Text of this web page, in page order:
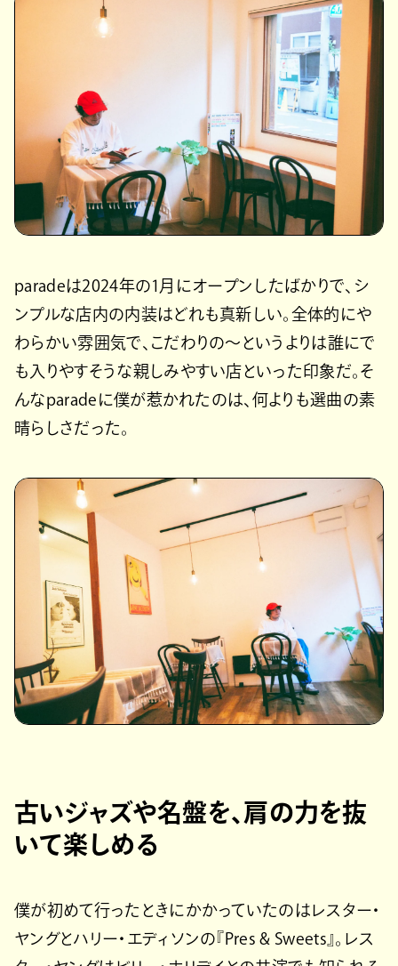
paradeは2024年の1月にオープンしたばかりで、シ
ンプルな店内の内装はどれも真新しい。全体的にや
わらかい雰囲気で、こだわりの〜というよりは誰にで
も入りやすそうな親しみやすい店といった印象だ。そ
んなparadeに僕が惹かれたのは、何よりも選曲の素
晴らしさだった。
古いジャズや名盤を、肩の力を抜
いて楽しめる
僕が初めて行ったときにかかっていたのはレスター・
ヤングとハリー・エディソンの『Pres & Sweets』。レス